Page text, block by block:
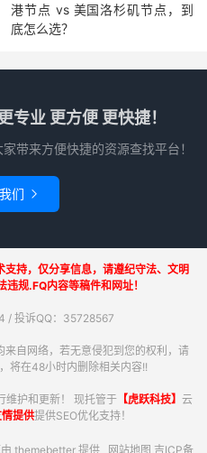
港节点 vs 美国洛杉矶节点，到
底怎么选？
专业 更方便 更快捷！
带来方便快捷的资源查找平台！
们 
持，仅分享信息，请遵纪守法、文明
规.FQ内容等稿件和网址！
/ 投诉QQ：35728567
来自网络，若无意侵犯到您的权利，请
将在48小时内删除相关内容!!
维护和更新！ 现托管于【虎跃科技】 云
情提供提供SEO优化支持！
themebetter 提供 网站地图 吉ICP备